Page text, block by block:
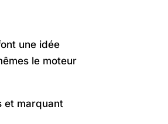
une idée
le moteur
et marquant